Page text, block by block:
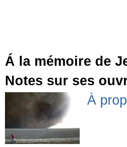
Á la mémoire de
Notes sur ses
À